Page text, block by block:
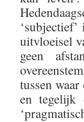
uitvloeisel
geen
tussen
en tegelijk